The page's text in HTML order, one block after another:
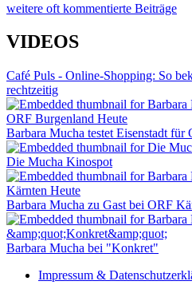
weitere oft kommentierte Beiträge
VIDEOS
Café Puls - Online-Shopping: So
rechtzeitig
Barbara Mucha testet Eisenstadt
Die Mucha Kinospot
Barbara Mucha zu Gast bei ORF
Barbara Mucha bei "Konkret"
Impressum &